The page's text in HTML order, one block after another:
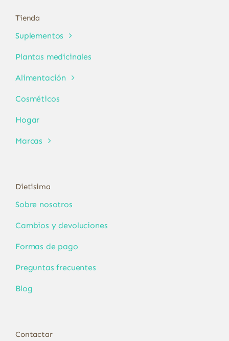
Tienda
Suplementos
Plantas medicinales
Alimentación
Cosméticos
Hogar
Marcas
Dietisima
Sobre nosotros
Cambios y devoluciones
Formas de pago
Preguntas frecuentes
Blog
Contactar